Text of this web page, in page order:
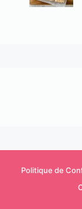
Politique de